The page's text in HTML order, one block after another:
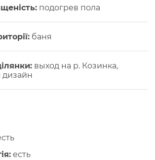
подогрев пола
баня
выход на р. Козинка,
есть